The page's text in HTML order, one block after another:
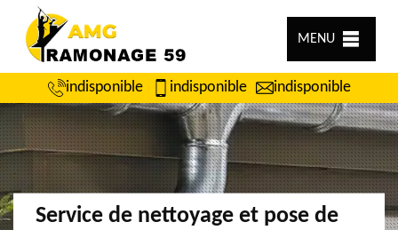
MENU
indisponible indisponible indisponible
Service de nettoyage et pose de